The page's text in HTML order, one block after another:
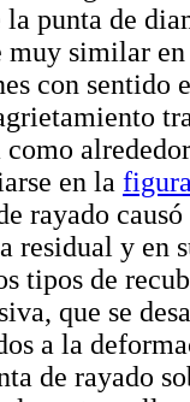
punta de
similar
con sentido
en la
rayado
residual y en
tipos de
que se
a la
de rayado